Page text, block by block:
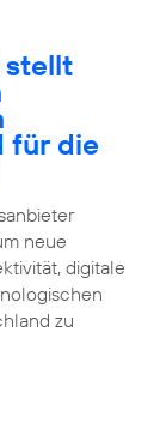
stellt
für die
neue
digitale
zu